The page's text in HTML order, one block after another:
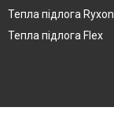
Тепла підлога Ryxon
Тепла підлога Flex